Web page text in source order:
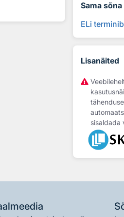
Sama sõna
ELi
Lisanäited
sisaldada